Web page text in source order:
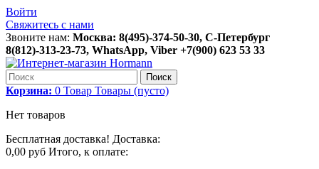
Войти
Свяжитесь с нами
Звоните нам: Москва: 8(495)-374-50-30, С-Петербург
8(812)-313-23-73, WhatsApp, Viber +7(900) 623 53 33
Поиск
Корзина: 0 Товар Товары (пусто)
Нет товаров
Бесплатная доставка! Доставка:
0,00 руб Итого, к оплате: